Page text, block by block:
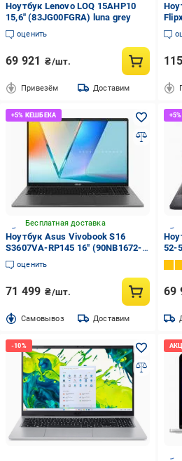
Ноутбук Lenovo LOQ 15AHP10
15,6" (83JG00FGRA) luna grey
оценить
69 921 ₴/шт.
Привезём Доставим
Бесплатная доставка
Ноутбук Asus Vivobook S16
S3607VA-RP145 16" (90NB1672-
M00A30) matte grey
оценить
71 499 ₴/шт.
Cамовывоз Доставим
52-
69